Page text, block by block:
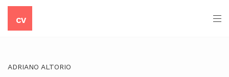
CV
ADRIANO ALTORIO